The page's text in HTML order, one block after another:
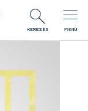
KERESÉS MENÜ